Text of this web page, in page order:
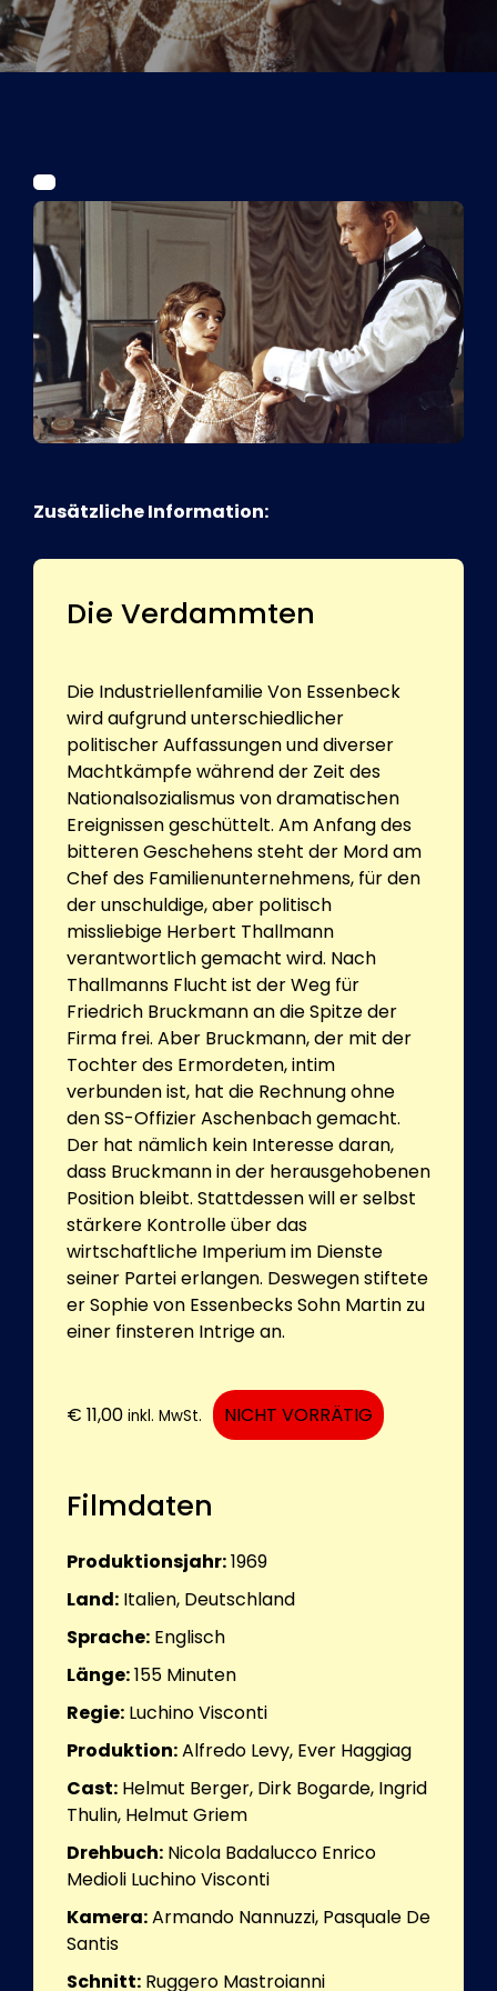
Tickets
Kurier Romy 2026
Zusätzliche Information:
Die Verdammten
Die Industriellenfamilie Von Essenbeck
wird aufgrund unterschiedlicher
politischer Auffassungen und diverser
Machtkämpfe während der Zeit des
Nationalsozialismus von dramatischen
Ereignissen geschüttelt. Am Anfang des
bitteren Geschehens steht der Mord am
Chef des Familienunternehmens, für den
der unschuldige, aber politisch
missliebige Herbert Thallmann
verantwortlich gemacht wird. Nach
Thallmanns Flucht ist der Weg für
Friedrich Bruckmann an die Spitze der
Firma frei. Aber Bruckmann, der mit der
Tochter des Ermordeten, intim
verbunden ist, hat die Rechnung ohne
den SS-Offizier Aschenbach gemacht.
Der hat nämlich kein Interesse daran,
dass Bruckmann in der herausgehobenen
Position bleibt. Stattdessen will er selbst
stärkere Kontrolle über das
wirtschaftliche Imperium im Dienste
seiner Partei erlangen. Deswegen stiftete
er Sophie von Essenbecks Sohn Martin zu
einer finsteren Intrige an.
€ 11,00 inkl. MwSt. NICHT VORRÄTIG
Filmdaten
Produktionsjahr:1969
Land: Italien, Deutschland
Sprache: Englisch
Länge:155 Minuten
Regie: Luchino Visconti
Produktion:Alfredo Levy, Ever Haggiag
Cast: Helmut Berger, Dirk Bogarde, Ingrid
Thulin, Helmut Griem
Drehbuch: Nicola Badalucco Enrico
Medioli Luchino Visconti
Kamera:Armando Nannuzzi, Pasquale De
Santis
Schnitt: Ruggero Mastroianni